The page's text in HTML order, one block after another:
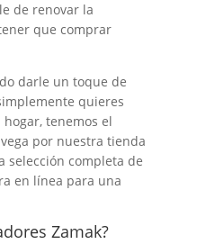
de renovar la
que comprar
darle un toque de
quieres
tenemos el
por nuestra tienda
selección completa de
en línea para una
Zamak?